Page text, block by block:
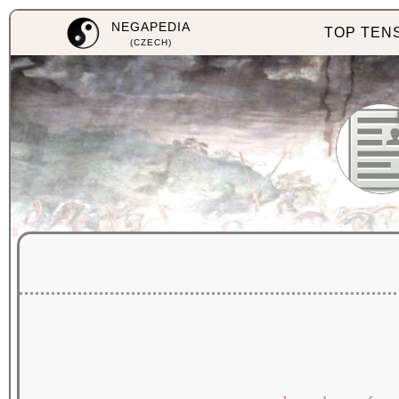
NEGAPEDIA
(CZECH)
TOP